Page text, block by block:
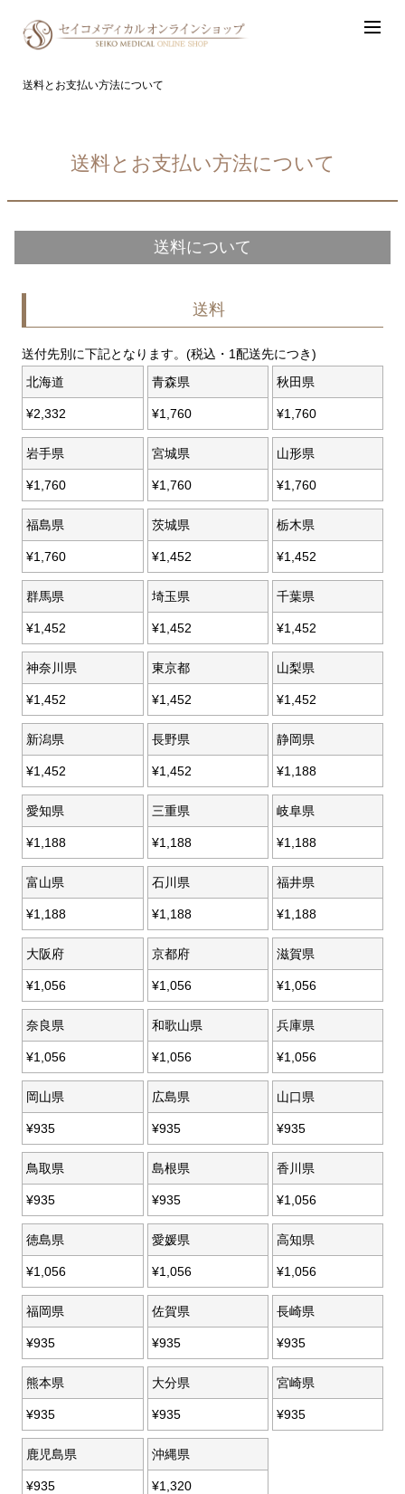
送料とお支払い方法について
送料とお支払い方法について
送料について
送料
送付先別に下記となります。(税込・1配送先につき)
北海道
¥2,332
青森県
¥1,760
秋田県
¥1,760
岩手県
¥1,760
宮城県
¥1,760
山形県
¥1,760
福島県
¥1,760
茨城県
¥1,452
栃木県
¥1,452
群馬県
¥1,452
埼玉県
¥1,452
千葉県
¥1,452
神奈川県
¥1,452
東京都
¥1,452
山梨県
¥1,452
新潟県
¥1,452
長野県
¥1,452
静岡県
¥1,188
愛知県
¥1,188
三重県
¥1,188
岐阜県
¥1,188
富山県
¥1,188
石川県
¥1,188
福井県
¥1,188
大阪府
¥1,056
京都府
¥1,056
滋賀県
¥1,056
奈良県
¥1,056
和歌山県
¥1,056
兵庫県
¥1,056
岡山県
¥935
広島県
¥935
山口県
¥935
鳥取県
¥935
島根県
¥935
香川県
¥1,056
徳島県
¥1,056
愛媛県
¥1,056
高知県
¥1,056
福岡県
¥935
佐賀県
¥935
長崎県
¥935
熊本県
¥935
大分県
¥935
宮崎県
¥935
鹿児島県
¥935
沖縄県
¥1,320